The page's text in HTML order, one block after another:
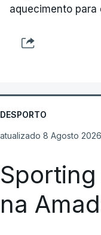
aquecimento para
DESPORTO
atualizado 8 Agosto
na